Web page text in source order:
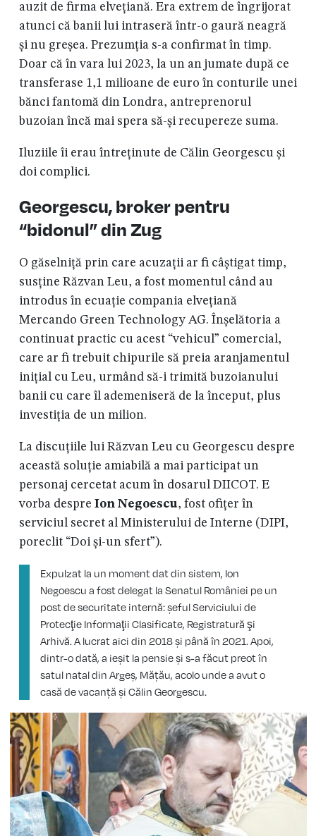
auzit de firma elvețiană. Era extrem de îngrijorat
atunci că banii lui intraseră într-o gaură neagră
și nu greșea. Prezumția s-a confirmat în timp.
Doar că în vara lui 2023, la un an jumate după ce
transferase 1,1 milioane de euro în conturile unei
bănci fantomă din Londra, antreprenorul
buzoian încă mai spera să-și recupereze suma.
Iluziile îi erau întreținute de Călin Georgescu și
doi complici.
Georgescu, broker pentru
“bidonul” din Zug
O găselniță prin care acuzații ar fi câștigat timp,
susține Răzvan Leu, a fost momentul când au
introdus în ecuație compania elvețiană
Mercando Green Technology AG. Înșelătoria a
continuat practic cu acest “vehicul” comercial,
care ar fi trebuit chipurile să preia aranjamentul
inițial cu Leu, urmând să-i trimită buzoianului
banii cu care îl ademeniseră de la început, plus
investiția de un milion.
La discuțiile lui Răzvan Leu cu Georgescu despre
această soluție amiabilă a mai participat un
personaj cercetat acum în dosarul DIICOT. E
vorba despre Ion Negoescu, fost ofițer în
serviciul secret al Ministerului de Interne (DIPI,
poreclit “Doi și-un sfert”).
Expulzat la un moment dat din sistem, Ion
Negoescu a fost delegat la Senatul României pe un
post de securitate internă: șeful Serviciului de
Protecţie Informaţii Clasificate, Registratură şi
Arhivă. A lucrat aici din 2018 și până în 2021. Apoi,
dintr-o dată, a ieșit la pensie și s-a făcut preot în
satul natal din Argeș, Mățău, acolo unde a avut o
casă de vacanță și Călin Georgescu.